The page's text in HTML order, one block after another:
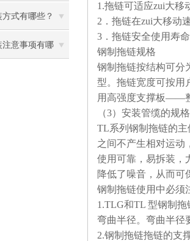
式有哪些？
意事项有哪
1.拖链可适应zui大移
2 ．拖链在zui大移动
3 ．拖链安全使用寿
钢制拖链规格
钢制拖链按结构可分
型。拖链宽度可按用
用高强度支撑板——
（3）安装管缆的
TL系列钢制拖链的
之间不产生相对运动
使用可靠，易拆装，
降低了噪音，从而可
钢制拖链使用中必须
1.TLG和TL 型钢制拖
弯曲半径。弯曲半径
2.钢制拖链拖链的支